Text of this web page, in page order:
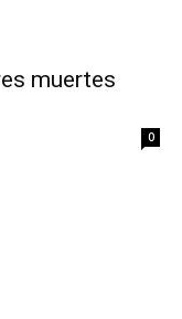
muertes
0